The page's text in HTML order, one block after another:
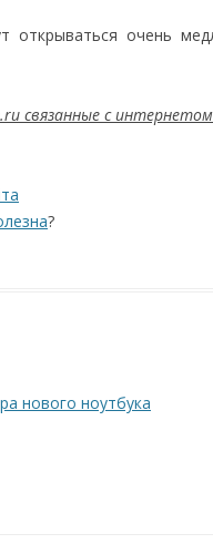
открываться очень
связанные с
?
нового ноутбука